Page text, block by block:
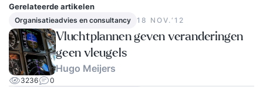
zetten. Niet alleen in je werk, maar ook op andere
situaties die ‘vast’ zitten. Je probleemoplossend
vermogen vergroot en je bent in staat om altijd
en overal buiten de geldende kaders te denken.
Deelnemers passen het geleerde direct toe op
Gerelateerde artikelen
Organisatieadvies en consultancy 18 NOV.‘12
Vluchtplannen geven veranderingen
geen vleugels
Hugo Meijers
3236
0